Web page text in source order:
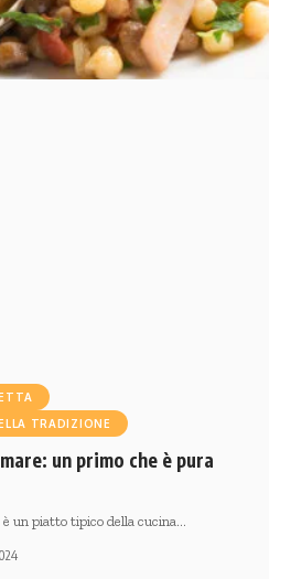
TRADIZIONE
un primo che è pura
un piatto tipico della cucina…